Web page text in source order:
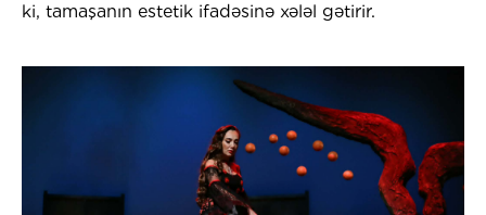
ki, tamaşanın estetik ifadəsinə xələl gətirir.